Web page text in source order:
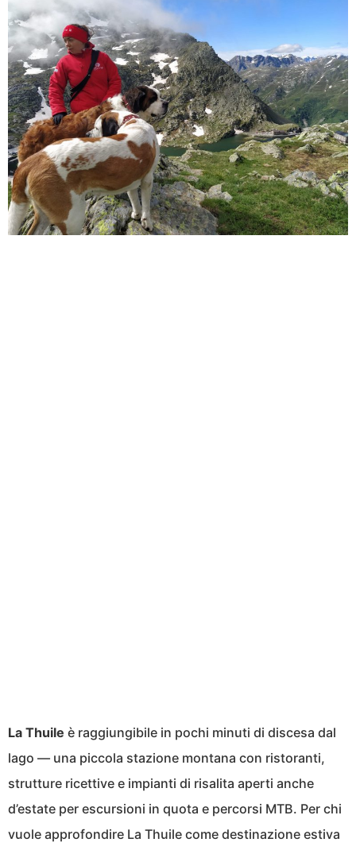
La Thuile è raggiungibile in pochi minuti di discesa dal
lago — una piccola stazione montana con ristoranti,
strutture ricettive e impianti di risalita aperti anche
d’estate per escursioni in quota e percorsi MTB. Per chi
vuole approfondire La Thuile come destinazione estiva